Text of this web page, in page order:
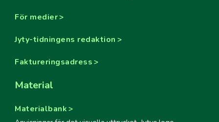
För medier
Jyty-tidningens redaktion
Faktureringsadress
Material
Materialbank